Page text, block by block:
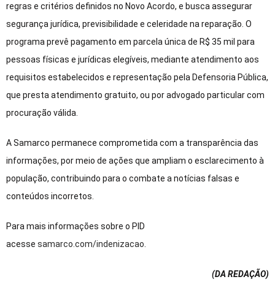
regras e critérios definidos no Novo Acordo, e busca assegurar
segurança jurídica, previsibilidade e celeridade na reparação. O
programa prevê pagamento em parcela única de R$ 35 mil para
pessoas físicas e jurídicas elegíveis, mediante atendimento aos
requisitos estabelecidos e representação pela Defensoria Pública,
que presta atendimento gratuito, ou por advogado particular com
procuração válida.
A Samarco permanece comprometida com a transparência das
informações, por meio de ações que ampliam o esclarecimento à
população, contribuindo para o combate a notícias falsas e
conteúdos incorretos.
Para mais informações sobre o PID
acesse samarco.com/indenizacao
(DA REDAÇÃO)